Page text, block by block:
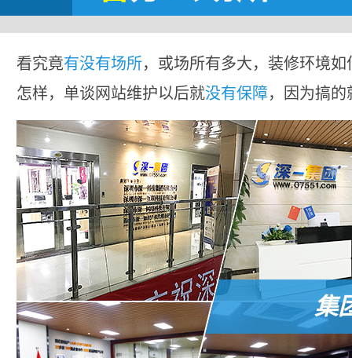
看究竟有没有场所，或场所有多大，装修环境
怎样，单谈网站维护以后就没有保障，因为搞
集